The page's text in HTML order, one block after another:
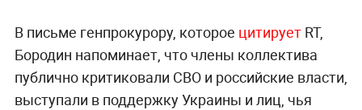
В письме генпрокурору, которое цитируетRT,
Бородин напоминает, что члены коллектива
публично критиковали СВО и российские власти,
выступали в поддержку Украины и лиц, чья